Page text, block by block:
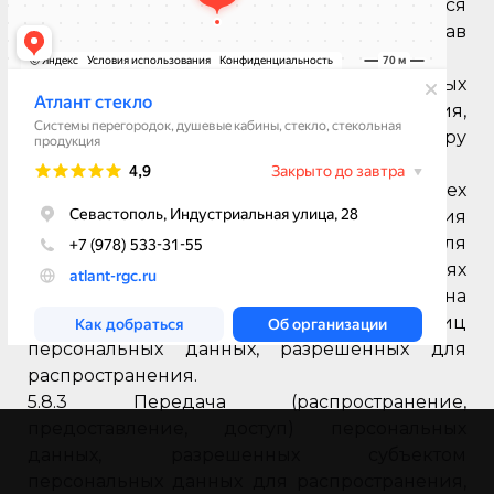
содержанию такого согласия устанавливаются
уполномоченным органом по защите прав
субъектов персональных данных.
5.8.1 Согласие на обработку персональных
данных, разрешенных для распространения,
Пользователь предоставляет Оператору
непосредственно.
5.8.2 Оператор обязан в срок не позднее трех
рабочих дней с момента получения
указанного согласия Пользователя
опубликовать информацию об условиях
обработки, о наличии запретов и условий на
обработку неограниченным кругом лиц
персональных данных, разрешенных для
распространения.
5.8.3 Передача (распространение,